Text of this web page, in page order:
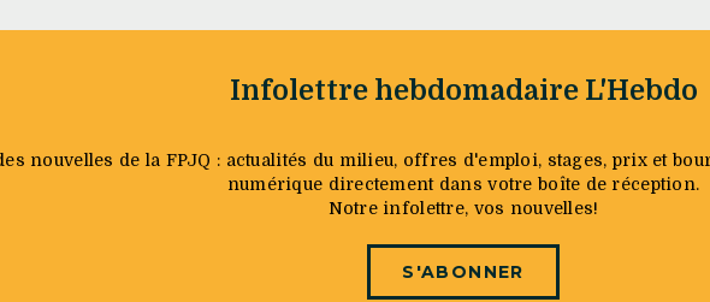
Infolettre hebdomadaire L'Hebdo
nouvelles de la FPJQ : actualités du milieu, offres d'emploi, stages, prix et
numérique directement dans votre boîte de réception.
Notre infolettre, vos nouvelles!
S'ABONNER